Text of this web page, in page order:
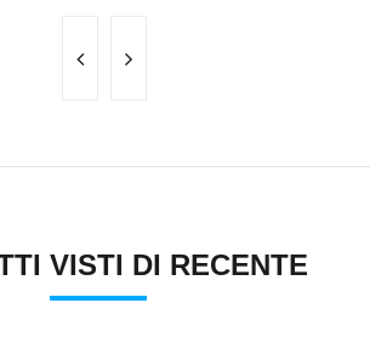
VISTI DI RECENTE